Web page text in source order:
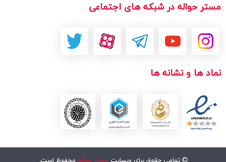
مستر حواله در شبکه های اجتماعی
نماد ها و نشانه ها